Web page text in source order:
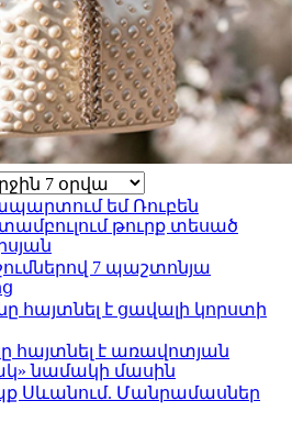
եմ Ռուբեն
թուրք տեսած
7 պաշտոնյա
հայտնել է ցավալի կորստի
հայտնել է առավոտյան
նամակի մասին
Սևանում. Մանրամասներ